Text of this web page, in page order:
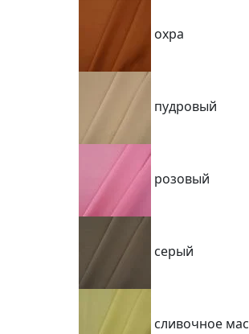
охра
пудровый
розовый
серый
сливочное